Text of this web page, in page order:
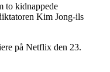
to kidnappede
Kim Jong-ils
på Netflix den 23.